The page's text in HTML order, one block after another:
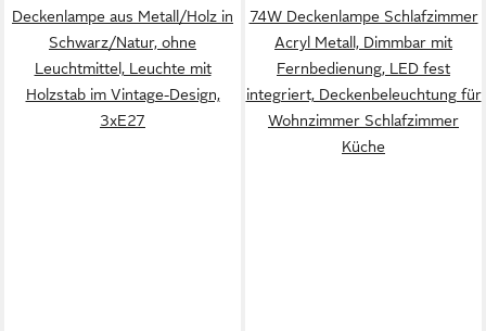
Deckenlampe aus Metall/Holz in
Schwarz/Natur, ohne
Leuchtmittel, Leuchte mit
Holzstab im Vintage-Design,
3xE27
74W Deckenlampe Schlafzimmer
Acryl Metall, Dimmbar mit
Fernbedienung, LED fest
integriert, Deckenbeleuchtung für
Wohnzimmer Schlafzimmer
Küche